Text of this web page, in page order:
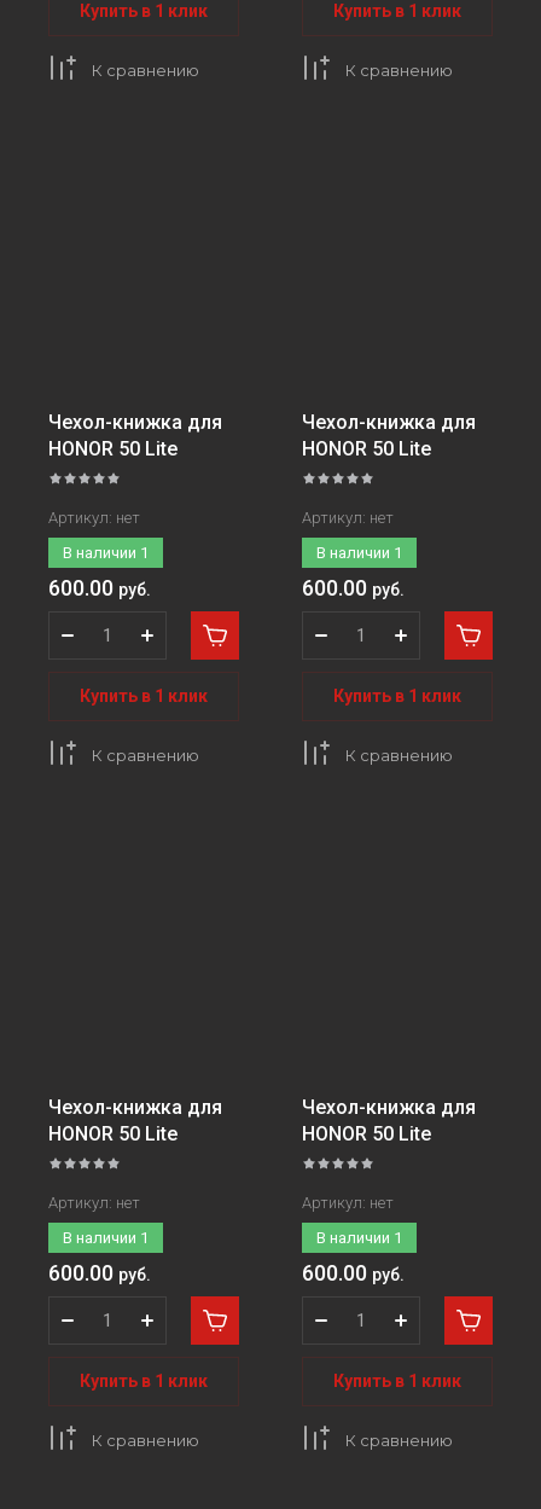
Купить в 1 клик
К сравнению
Купить в 1 клик
К сравнению
Чехол-книжка для
HONOR 50 Lite
Артикул: нет
В наличии 1
600.00 руб.
Купить в 1 клик
К сравнению
Чехол-книжка для
HONOR 50 Lite
Артикул: нет
В наличии 1
600.00 руб.
Купить в 1 клик
К сравнению
Чехол-книжка для
HONOR 50 Lite
Артикул: нет
В наличии 1
600.00 руб.
Купить в 1 клик
К сравнению
Чехол-книжка для
HONOR 50 Lite
Артикул: нет
В наличии 1
600.00 руб.
Купить в 1 клик
К сравнению